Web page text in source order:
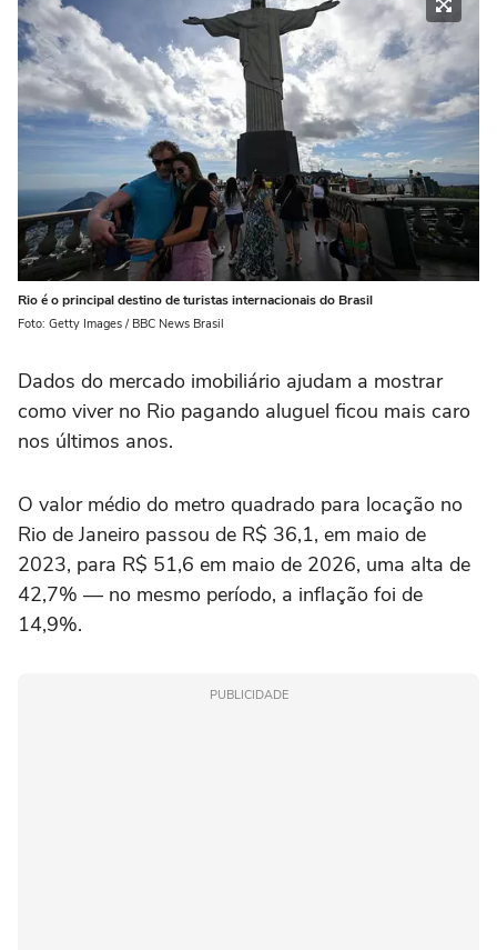
Rio é o principal destino de turistas internacionais do Brasil
Foto: Getty Images / BBC News Brasil
Dados do mercado imobiliário ajudam a mostrar
como viver no Rio pagando aluguel ficou mais caro
nos últimos anos.
O valor médio do metro quadrado para locação no
Rio de Janeiro passou de R$ 36,1, em maio de
2023, para R$ 51,6 em maio de 2026, uma alta de
42,7% — no mesmo período, a inflação foi de
14,9%.
PUBLICIDADE